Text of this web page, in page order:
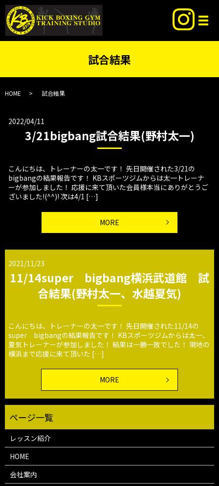
試合結果
HOME 試合結果
2022/04/11
3/21bigbang試合結果(野村太一)
こんにちは、トレーナーの太一です！ 先日開催された3/21の
bigbangの結果報告です！ KBスポーツジムからは太一トレーナ
ーが参加しました！ 応援に来て頂いた会員様本当にありがとうご
ざいました!(^^)! 次は4/1 […]
MORE
2021/11/23
11/14super bigbang横浜武道館 試
合結果(野村太一、水越夏気)
こんにちは、トレーナーの太一です！ 先日開催された11/14の
super bigbangの結果報告です！ KBスポーツジムからは太一、
夏気トレーナーが参加しました！ 結果は一勝一敗でした！ 現地の
横浜まで応援に来て頂いた […]
MORE
レッスン紹介
HOME
会社案内